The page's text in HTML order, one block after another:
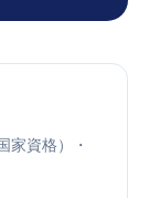
家資格）・